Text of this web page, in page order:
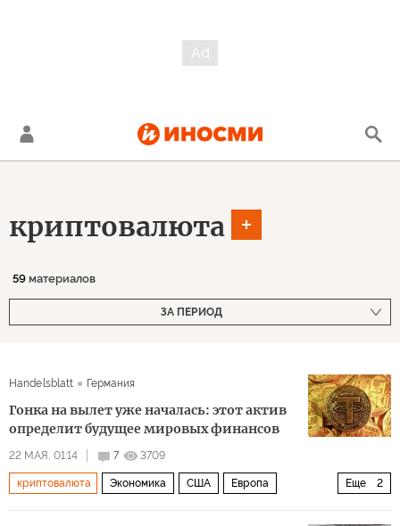
криптовалюта
59 материалов
ЗА ПЕРИОД
Handelsblatt Германия
Гонка на вылет уже началась: этот актив
определит будущее мировых финансов
22 МАЯ, 01:14 7 3709
Еще 2
криптовалюта Экономика США Европа